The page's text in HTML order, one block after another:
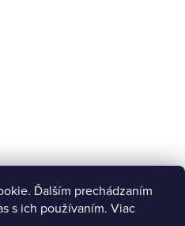
Ďalším prechádzaním
s ich používaním. Viac